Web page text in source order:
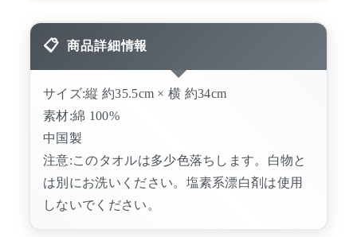
商品詳細情報
サイズ:縦 約35.5cm × 横 約34cm
素材:綿 100%
中国製
注意:このタオルは多少色落ちします。白物と
は別にお洗いください。塩素系漂白剤は使用
しないでください。